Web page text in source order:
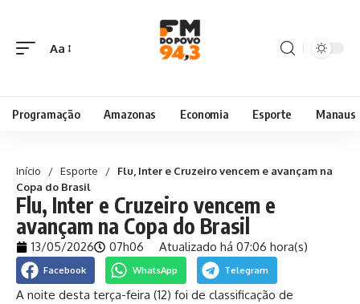
Aa
Programação Amazonas Economia Esporte Manaus
Início / Esporte /
Flu, Inter e Cruzeiro vencem e avançam na
Copa do Brasil
Flu, Inter e Cruzeiro vencem e
avançam na Copa do Brasil
13/05/2026 07h06 Atualizado há 07:06 hora(s)
Facebook WhatsApp Telegram
A noite desta terça-feira (12) foi de classificação de